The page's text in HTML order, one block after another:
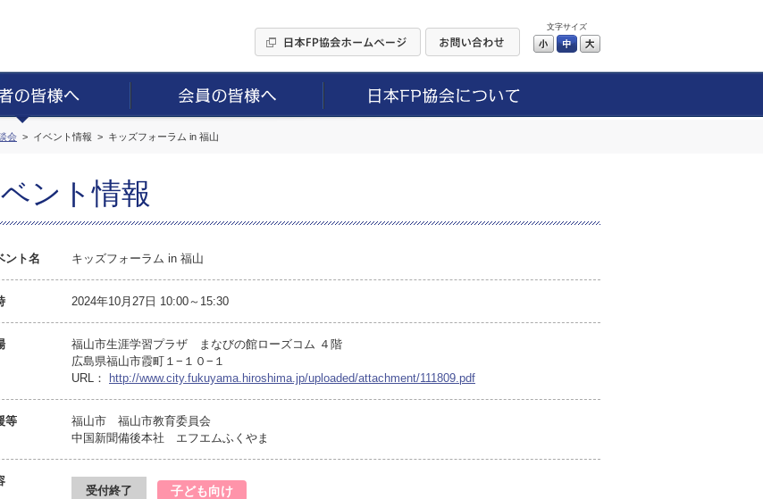
文字サイズ
小 中
会 イベント情報 キッズフォーラム in 福山
ント情報
ント名 キッズフォーラム in 福山
2024年10月27日 10:00～15:30
福山市生涯学習プラザ まなびの館ローズコム ４階
広島県福山市霞町１−１０−１
URL：
http://www.city.fukuyama.hiroshima.jp/uploaded/attachment/111809.pdf
等
福山市 福山市教育委員会
中国新聞備後本社 エフエムふくやま
受付終了 子ども向け